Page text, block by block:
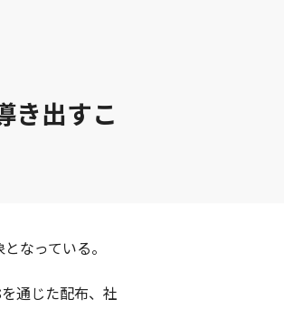
き出すこ
なっている。
通じた配布、社